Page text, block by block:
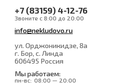
+7 (83159) 4-12-76
Звоните с 8:00 до 20:00
info@nekludovo.ru
ул. Орджоникидзе, 8а
г. Бор, с. Линда
606495 Россия
Мы работаем:
пн-вс: 08:00 — 20:00